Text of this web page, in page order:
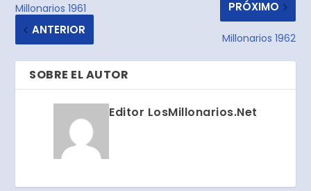
Millonarios 1961
ANTERIOR
PRÓXIMO
Millonarios 1962
SOBRE EL AUTOR
Editor LosMillonarios.Net